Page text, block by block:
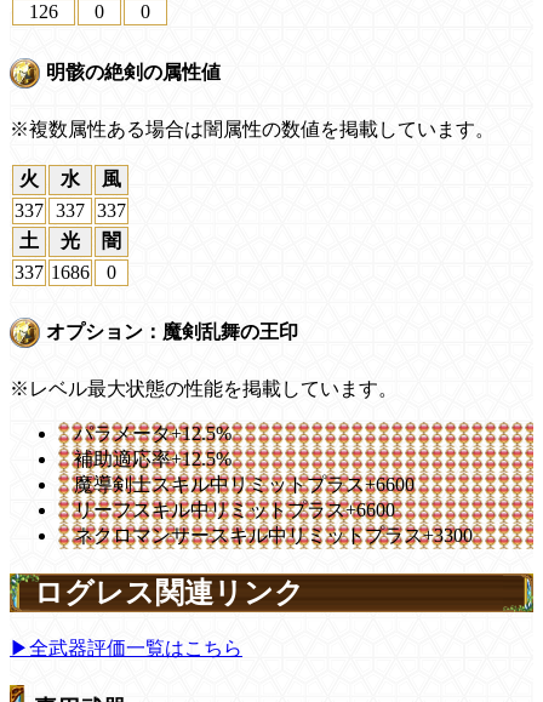
126
0 0
明骸の絶剣の属性値
※複数属性ある場合は闇属性の数値を掲載しています。
火 水
風
337 337 337
土
光
闇
337 1686 0
オプション：魔剣乱舞の王印
※レベル最大状態の性能を掲載しています。
パラメータ+12.5%
補助適応率+12.5%
魔導剣士スキル中リミットプラス+6600
リーフスキル中リミットプラス+6600
ネクロマンサースキル中リミットプラス+3300
ログレス関連リンク
▶全武器評価一覧はこちら